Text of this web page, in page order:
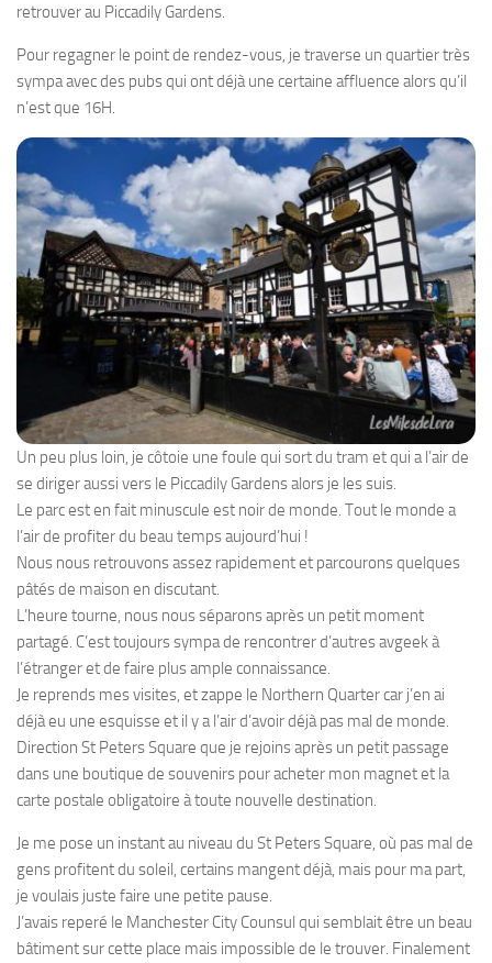
retrouver au Piccadily Gardens.
Pour regagner le point de rendez-vous, je traverse un quartier très
sympa avec des pubs qui ont déjà une certaine affluence alors qu’il
n’est que 16H.
Un peu plus loin, je côtoie une foule qui sort du tram et qui a l’air de
se diriger aussi vers le Piccadily Gardens alors je les suis.
Le parc est en fait minuscule est noir de monde. Tout le monde a
l’air de profiter du beau temps aujourd’hui !
Nous nous retrouvons assez rapidement et parcourons quelques
pâtés de maison en discutant.
L’heure tourne, nous nous séparons après un petit moment
partagé. C’est toujours sympa de rencontrer d’autres avgeek à
l’étranger et de faire plus ample connaissance.
Je reprends mes visites, et zappe le Northern Quarter car j’en ai
déjà eu une esquisse et il y a l’air d’avoir déjà pas mal de monde.
Direction St Peters Square que je rejoins après un petit passage
dans une boutique de souvenirs pour acheter mon magnet et la
carte postale obligatoire à toute nouvelle destination.
Je me pose un instant au niveau du St Peters Square, où pas mal de
gens profitent du soleil, certains mangent déjà, mais pour ma part,
je voulais juste faire une petite pause.
J’avais reperé le Manchester City Counsul qui semblait être un beau
bâtiment sur cette place mais impossible de le trouver. Finalement